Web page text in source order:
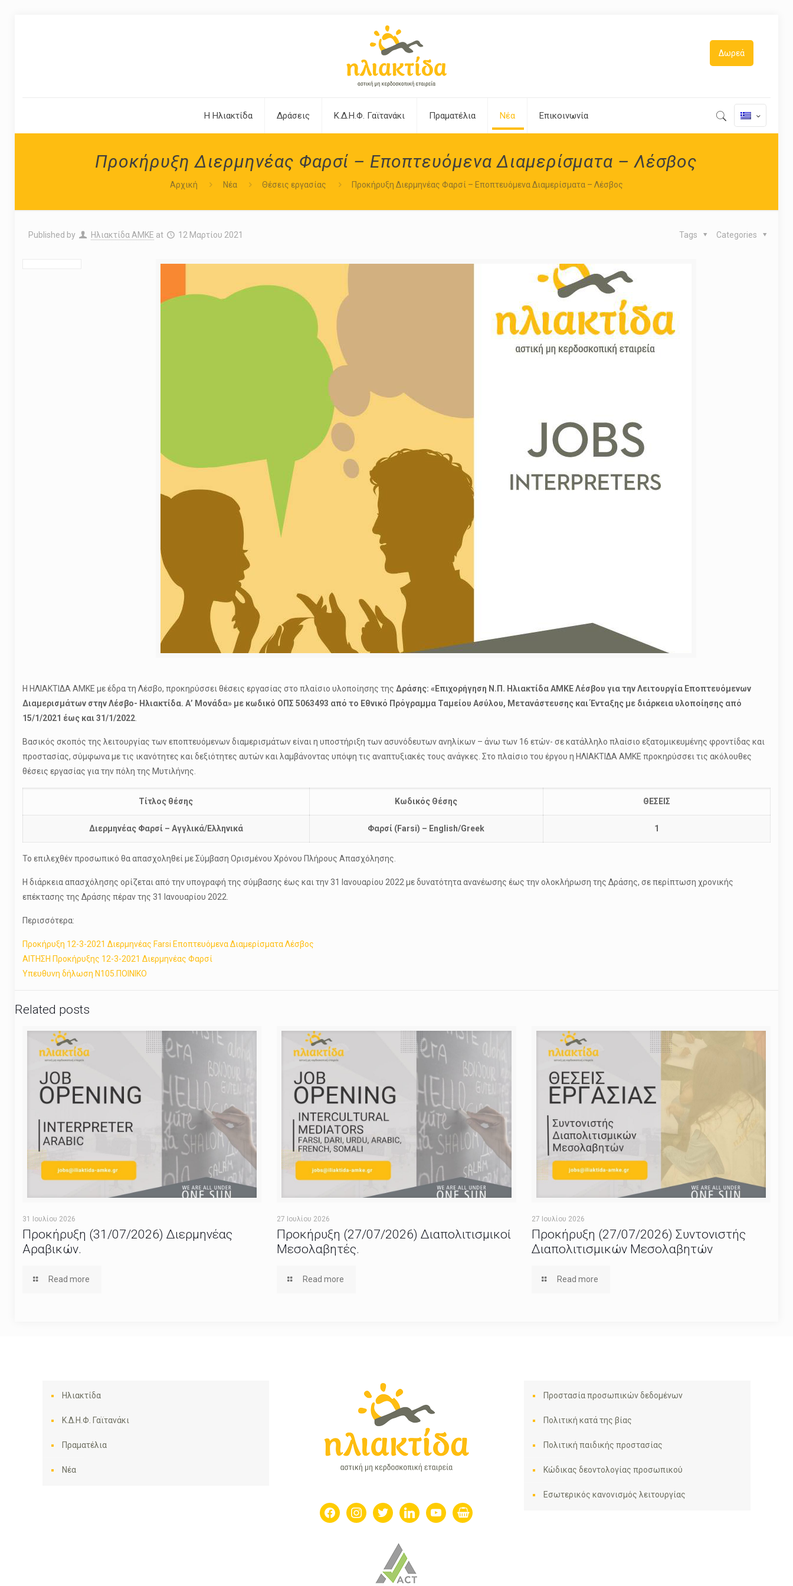
Η Ηλιακτίδα Δράσεις Κ.Δ.Η.Φ. Γαϊτανάκι Πραματέλια Νέα Επικοινωνία
Δωρεά
Προκήρυξη Διερμηνέας Φαρσί – Εποπτευόμενα Διαμερίσματα – Λέσβος
Αρχική Νέα Θέσεις εργασίας Προκήρυξη Διερμηνέας Φαρσί – Εποπτευόμενα Διαμερίσματα – Λέσβος
Published by Ηλιακτίδα ΑΜΚΕ at 12 Μαρτίου 2021 Categories
Tags
Η ΗΛΙΑΚΤΙΔΑ ΑΜΚΕ με έδρα τη Λέσβο, προκηρύσσει θέσεις εργασίας στο πλαίσιο υλοποίησης της Δράσης: «Επιχορήγηση Ν.Π. Ηλιακτίδα ΑΜΚΕ Λέσβου για την Λειτουργία Εποπτευόμενων
Διαμερισμάτων στην Λέσβο- Ηλιακτίδα. Α’ Μονάδα» με κωδικό ΟΠΣ 5063493 από το Εθνικό Πρόγραμμα Ταμείου Ασύλου, Μετανάστευσης και Ένταξης με διάρκεια υλοποίησης από
15/1/2021 έως και 31/1/2022.
Βασικός σκοπός της λειτουργίας των εποπτευόμενων διαμερισμάτων είναι η υποστήριξη των ασυνόδευτων ανηλίκων – άνω των 16 ετών- σε κατάλληλο πλαίσιο εξατομικευμένης φροντίδας και
προστασίας, σύμφωνα με τις ικανότητες και δεξιότητες αυτών και λαμβάνοντας υπόψη τις αναπτυξιακές τους ανάγκες. Στο πλαίσιο του έργου η ΗΛΙΑΚΤΙΔΑ ΑΜΚΕ προκηρύσσει τις ακόλουθες
θέσεις εργασίας για την πόλη της Μυτιλήνης.
Τίτλος θέσης Κωδικός Θέσης ΘΕΣΕΙΣ
Διερμηνέας Φαρσί – Αγγλικά/Ελληνικά Φαρσί (Farsi) – English/Greek 1
Το επιλεχθέν προσωπικό θα απασχοληθεί με Σύμβαση Ορισμένου Χρόνου Πλήρους Απασχόλησης.
Η διάρκεια απασχόλησης ορίζεται από την υπογραφή της σύμβασης έως και την 31 Ιανουαρίου 2022 με δυνατότητα ανανέωσης έως την ολοκλήρωση της Δράσης, σε περίπτωση χρονικής
επέκτασης της Δράσης πέραν της 31 Ιανουαρίου 2022.
Περισσότερα:
Προκήρυξη 12-3-2021 Διερμηνέας Farsi Εποπτευόμενα Διαμερίσματα Λέσβος
ΑΙΤΗΣΗ Προκήρυξης 12-3-2021 Διερμηνέας Φαρσί
Yπευθυνη δήλωση Ν105.ΠΟΙΝΙΚΟ
Related posts
31 Ιουλίου 2026
Προκήρυξη (31/07/2026) Διερμηνέας
Αραβικών.
Read more
27 Ιουλίου 2026
Προκήρυξη (27/07/2026) Διαπολιτισμικοί
Μεσολαβητές.
Read more
27 Ιουλίου 2026
Προκήρυξη (27/07/2026) Συντονιστής
Διαπολιτισμικών Μεσολαβητών
Read more
Ηλιακτίδα
Κ.Δ.Η.Φ. Γαϊτανάκι
Πραματέλια
Νέα
facebookinstagram
twitter linkedinyoutubeshopping-
basket
Προστασία προσωπικών δεδομένων
Πολιτική κατά της βίας
Πολιτική παιδικής προστασίας
Κώδικας δεοντολογίας προσωπικού
Εσωτερικός κανονισμός λειτουργίας